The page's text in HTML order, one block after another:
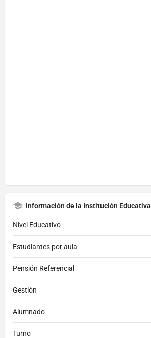
Información de la Institución Educativa
Nivel Educativo
Estudiantes por aula
Pensión Referencial
Gestión
Alumnado
Turno